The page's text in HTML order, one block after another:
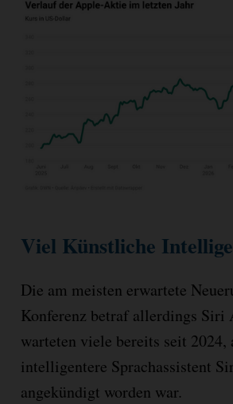
Viel Künstliche
Die am meisten erwartete
Konferenz betraf allerdings Siri
warteten viele bereits seit 2024,
intelligentere Sprachassistent
angekündigt worden war.